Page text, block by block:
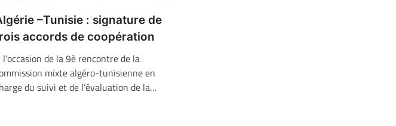
–Tunisie : signature de
accords de coopération
l’occasion de la 9è rencontre de la
mixte algéro-tunisienne en
du suivi et de l’évaluation de la…